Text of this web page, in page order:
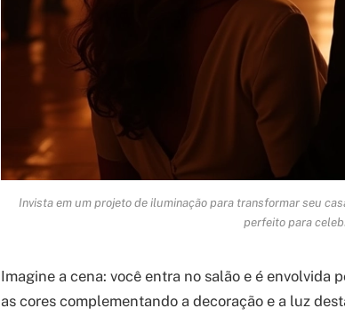
Invista em um projeto de iluminação para transformar seu
perfeito para
Imagine a cena: você entra no salão e é envolvida
as cores complementando a decoração e a luz